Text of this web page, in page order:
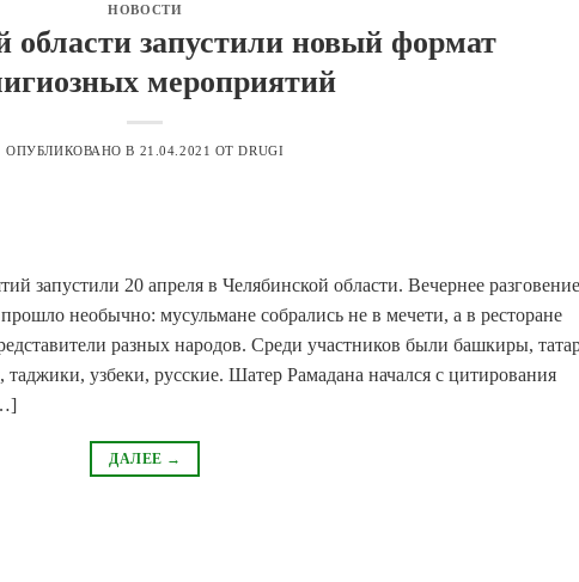
НОВОСТИ
области запустили новый формат
мероприятий
ОПУБЛИКОВАНО В 21.04.2021 ОТDRUGI
запустили 20 апреля в Челябинской области. Вечернее
необычно: мусульмане собрались не в мечети, а в ресторане
разных народов. Среди участников были башкиры,
узбеки, русские. Шатер Рамадана начался с цитирования
ДАЛЕЕ →